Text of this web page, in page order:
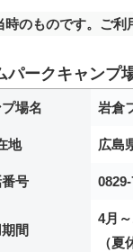
のものです。ご利
パークキャンプ
場名 岩倉
地 広島
号
間
4月
（夏